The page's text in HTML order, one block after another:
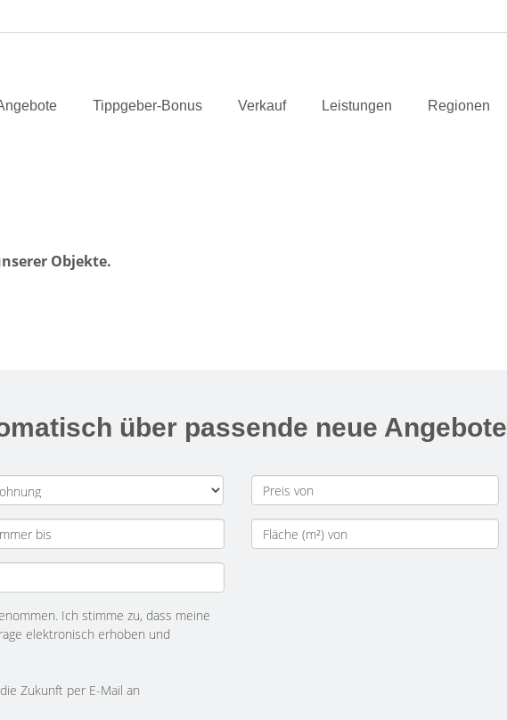
Tippgeber-Bonus Verkauf Leistungen Regionen
Objekte.
über passende neue Angebote
Ich stimme zu, dass meine
elektronisch erhoben und
Zukunft per E-Mail an